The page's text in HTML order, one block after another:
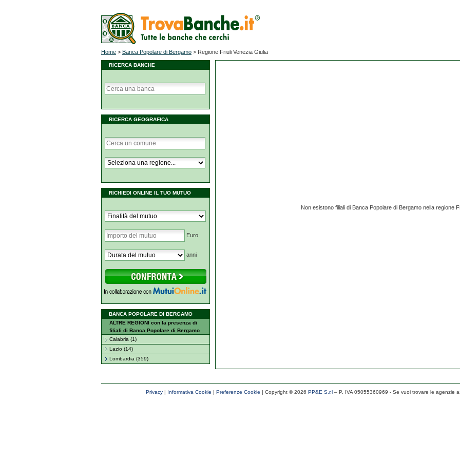
Home > Banca Popolare di Bergamo > Regione Friuli Venezia Giulia
RICERCA BANCHE
RICERCA GEOGRAFICA
RICHIEDI ONLINE IL TUO MUTUO
Euro
anni
BANCA POPOLARE DI BERGAMO
ALTRE REGIONI con la presenza di
filiali di Banca Popolare di Bergamo
Calabria (1)
Lazio (14)
Lombardia (359)
Non esistono filiali di Banca Popolare di Bergamo nella regione
Privacy| Informativa Cookie | Preferenze Cookie | Copyright ©2026 PP&E S.r.l– P. IVA 05055360969 - Se vuoi trovare le agenzie